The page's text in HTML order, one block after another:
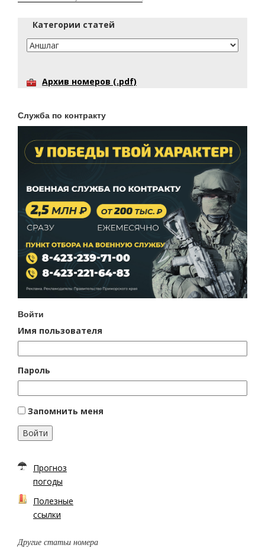
Категории статей
Архив номеров (.pdf)
Служба по контракту
Войти
Имя пользователя
Пароль
Запомнить меня
Войти
Прогноз
погоды
Полезные
ссылки
Другие статьи номера